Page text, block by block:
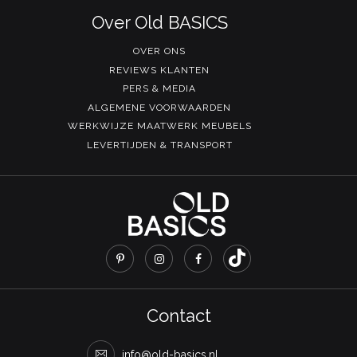
Over Old BASICS
OVER ONS
REVIEWS KLANTEN
PERS & MEDIA
ALGEMENE VOORWAARDEN
WERKWIJZE MAATWERK MEUBELS
LEVERTIJDEN & TRANSPORT
Contact
info@old-basics.nl